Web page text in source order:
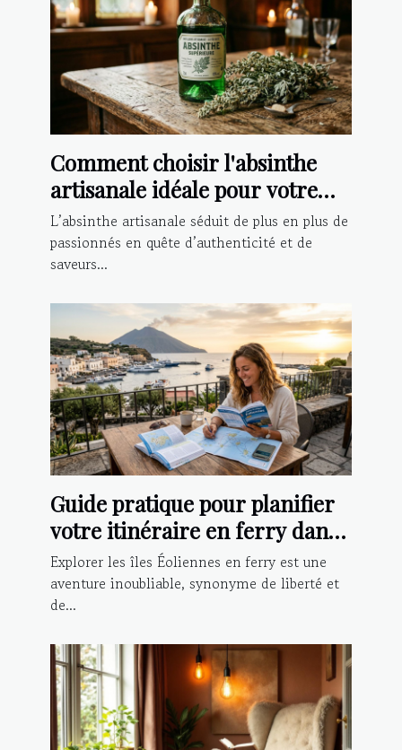
Comment choisir l'absinthe
artisanale idéale pour votre
palais ?
L’absinthe artisanale séduit de plus en plus de
passionnés en quête d’authenticité et de
saveurs...
Guide pratique pour planifier
votre itinéraire en ferry dans
les îles Éoliennes
Explorer les îles Éoliennes en ferry est une
aventure inoubliable, synonyme de liberté et
de...